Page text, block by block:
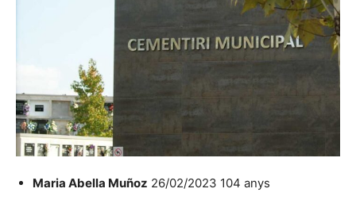
Maria Abella Muñoz 26/02/2023 104 anys